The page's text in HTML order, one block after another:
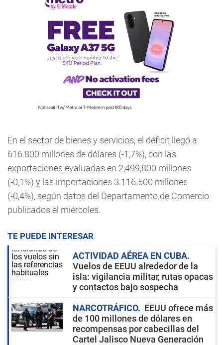
En el sector de bienes y servicios, el déficit llegó a
616.800 millones de dólares (-1,7%), con las
exportaciones evaluadas en 2,499,800 millones
(-0,1%) y las importaciones 3.116.500 millones
(-0,4%), según datos del Departamento de Comercio
publicados el miércoles.
TE PUEDE INTERESAR
ACTIVIDAD AÉREA EN CUBA
Vuelos de EEUU alrededor de la
isla: vigilancia militar, rutas opacas
y contactos bajo sospecha
NARCOTRÁFICO
EEUU ofrece más
de 100 millones de dólares en
recompensas por cabecillas del
Cartel Jalisco Nueva Generación